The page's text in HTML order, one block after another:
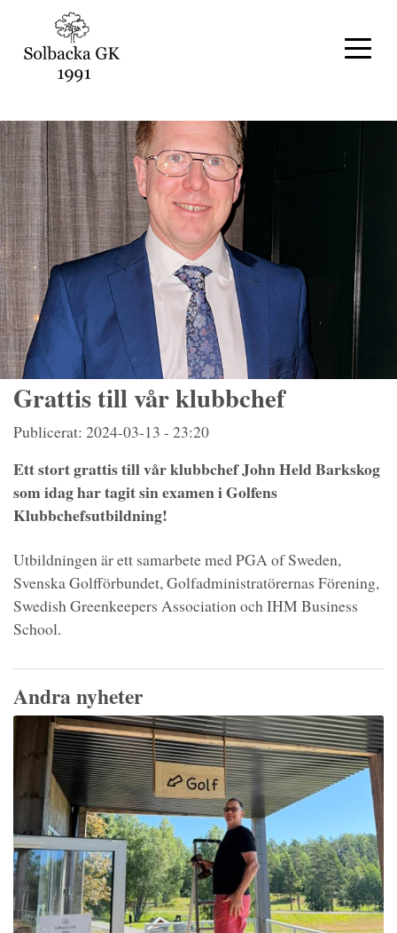
Grattis till vår klubbchef
Publicerat: 2024-03-13 - 23:20
Ett stort grattis till vår klubbchef John Held Barkskog
som idag har tagit sin examen i Golfens
Klubbchefsutbildning!
Utbildningen är ett samarbete med PGA of Sweden,
Svenska Golfförbundet, Golfadministratörernas Förening,
Swedish Greenkeepers Association och IHM Business
School.
Andra nyheter